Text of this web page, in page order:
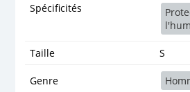
Spécificités
Taille S
Genre